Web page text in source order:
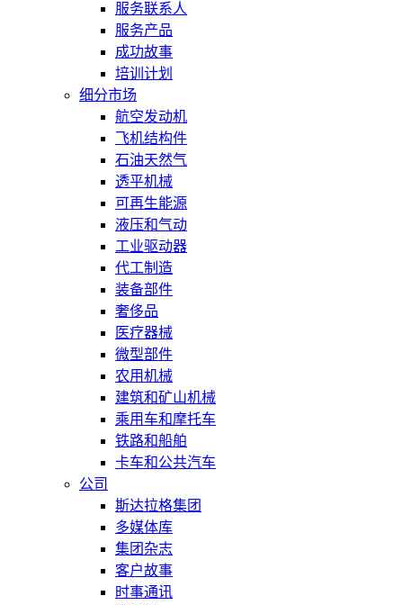
服务联系人
服务产品
成功故事
培训计划
细分市场
航空发动机
飞机结构件
石油天然气
透平机械
可再生能源
液压和气动
工业驱动器
代工制造
装备部件
奢侈品
医疗器械
微型部件
农用机械
建筑和矿山机械
乘用车和摩托车
铁路和船舶
卡车和公共汽车
公司
斯达拉格集团
多媒体库
集团杂志
客户故事
时事通讯